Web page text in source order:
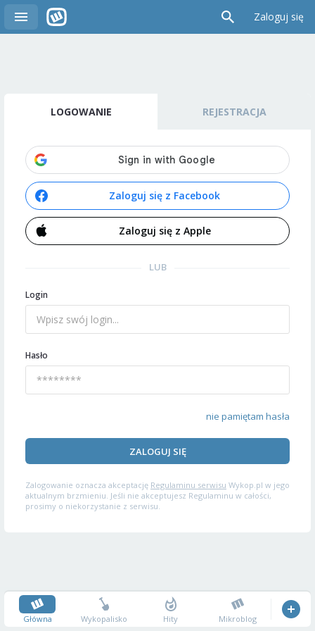
Zaloguj się
LOGOWANIE REJESTRACJA
Zaloguj się z Facebook
Zaloguj się z Apple
LUB
Login
Hasło
nie pamiętam hasła
ZALOGUJ SIĘ
Zalogowanie oznacza akceptację Regulaminu serwisu Wykop.pl w jego
aktualnym brzmieniu. Jeśli nie akceptujesz Regulaminu w całości,
prosimy o niekorzystanie z serwisu.
Główna Wykopalisko Hity Mikroblog